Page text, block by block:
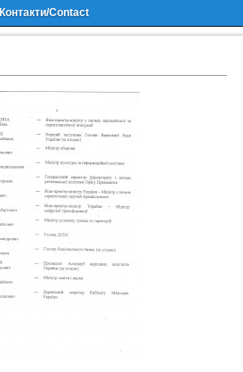
Контакти/Contact